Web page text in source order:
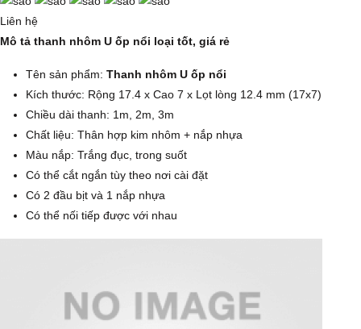
Liên hệ
Mô tả thanh nhôm U ốp nổi loại tốt, giá rẻ
Tên sản phẩm: Thanh nhôm U ốp nổi
Kích thước: Rộng 17.4 x Cao 7 x Lọt lòng 12.4 mm (17x7)
Chiều dài thanh: 1m, 2m, 3m
Chất liệu: Thân hợp kim nhôm + nắp nhựa
Màu nắp: Trắng đục, trong suốt
Có thể cắt ngắn tùy theo nơi cài đặt
Có 2 đầu bịt và 1 nắp nhựa
Có thể nối tiếp được với nhau